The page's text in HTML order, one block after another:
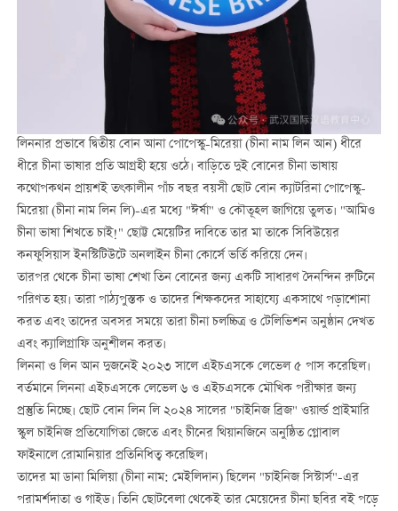
লিননার প্রভাবে দ্বিতীয় বোন আনা পোপেস্কু-মিরেয়া (চীনা নাম লিন আন) ধীরে
ধীরে চীনা ভাষার প্রতি আগ্রহী হয়ে ওঠে। বাড়িতে দুই বোনের চীনা ভাষায়
কথোপকথন প্রায়শই তৎকালীন পাঁচ বছর বয়সী ছোট বোন ক্যাটরিনা পোপেস্কু-
মিরেয়া (চীনা নাম লিন লি)-এর মধ্যে "ঈর্ষা" ও কৌতূহল জাগিয়ে তুলত। "আমিও
চীনা ভাষা শিখতে চাই!" ছোট্ট মেয়েটির দাবিতে তার মা তাকে সিবিউয়ের
কনফুসিয়াস ইনস্টিটিউটে অনলাইন চীনা কোর্সে ভর্তি করিয়ে দেন।
তারপর থেকে চীনা ভাষা শেখা তিন বোনের জন্য একটি সাধারণ দৈনন্দিন রুটিনে
পরিণত হয়। তারা পাঠ্যপুস্তক ও তাদের শিক্ষকদের সাহায্যে একসাথে পড়াশোনা
করত এবং তাদের অবসর সময়ে তারা চীনা চলচ্চিত্র ও টেলিভিশন অনুষ্ঠান দেখত
এবং ক্যালিগ্রাফি অনুশীলন করত।
লিননা ও লিন আন দুজনেই ২০২৩ সালে এইচএসকে লেভেল ৫ পাস করেছিল।
বর্তমানে লিননা এইচএসকে লেভেল ৬ ও এইচএসকে মৌখিক পরীক্ষার জন্য
প্রস্তুতি নিচ্ছে। ছোট বোন লিন লি ২০২৪ সালের "চাইনিজ ব্রিজ" ওয়ার্ল্ড প্রাইমারি
স্কুল চাইনিজ প্রতিযোগিতা জেতে এবং চীনের থিয়ানজিনে অনুষ্ঠিত গ্লোবাল
ফাইনালে রোমানিয়ার প্রতিনিধিত্ব করেছিল।
তাদের মা ডানা মিলিয়া (চীনা নাম: মেইলিদান) ছিলেন "চাইনিজ সিস্টার্স"-এর
পরামর্শদাতা ও গাইড। তিনি ছোটবেলা থেকেই তার মেয়েদের চীনা ছবির বই পড়ে